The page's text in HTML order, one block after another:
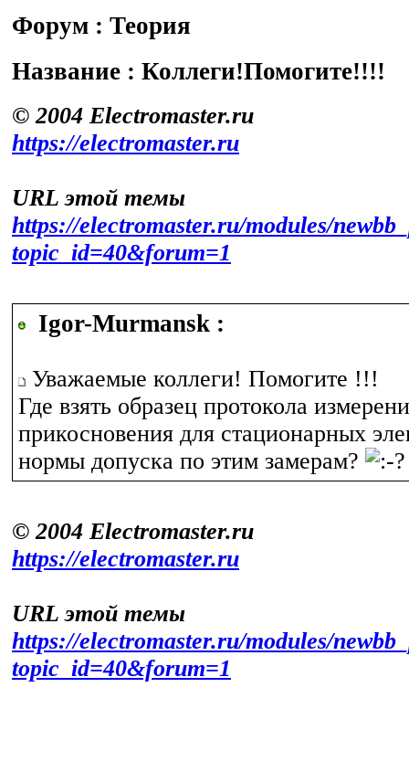
Форум : Теория
Название : Коллеги!Помогите!!!!
© 2004 Electromaster.ru
https://electromaster.ru
URL этой темы
https://electromaster.ru/modules/
topic_id=40&forum=1
Igor-Murmansk :
Уважаемые коллеги! Помогите !!!
Где взять образец протокола
прикосновения для стационарных
нормы допуска по этим замерам?
© 2004 Electromaster.ru
https://electromaster.ru
URL этой темы
https://electromaster.ru/modules/
topic_id=40&forum=1